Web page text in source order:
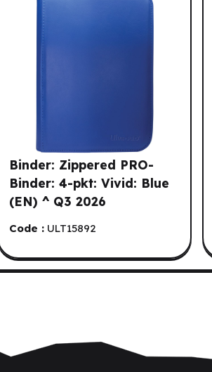
Binder: Zippered PRO-
Binder: 4-pkt: Vivid: Blue
(EN) ^ Q3 2026
Code : ULT15892